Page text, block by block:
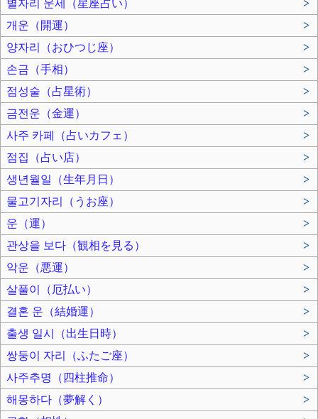
별자리 운세（星座占い）
>
개운（開運）
>
양자리（おひつじ座）
>
손금（手相）
>
점성술（占星術）
>
금전운（金運）
>
사주 카페（占いカフェ）
>
점집（占い店）
>
생년월일（生年月日）
>
물고기자리（うお座）
>
운（運）
>
관상을 보다（観相を見る）
>
악운（悪運）
>
살풀이（厄払い）
>
결혼 운（結婚運）
>
출생 일시（出生日時）
>
쌍둥이 자리（ふたご座）
>
사주추명（四柱推命）
>
해몽하다（夢解く）
>